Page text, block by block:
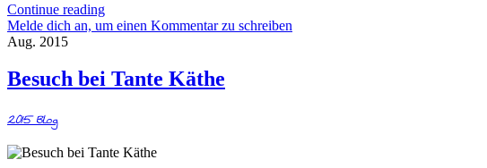
Continue reading
Melde dich an, um einen Kommentar zu schreiben
Aug. 2015
Besuch bei Tante Käthe
2015Blog